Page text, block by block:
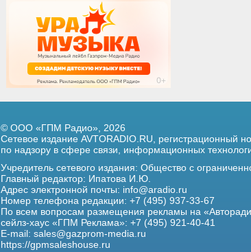
© ООО «ГПМ Радио», 2026
Сетевое издание AVTORADIO.RU, регистрационный
по надзору в сфере связи, информационных
Учредитель сетевого издания: Общество с
Главный редактор: Ипатова И.Ю.
Адрес электронной почты: info@aradio.ru
Номер телефона редакции: +7 (495) 937-33-67
По всем вопросам размещения рекламы на
сейлз-хаус «ГПМ Реклама»: +7 (495) 921-40-41
E-mail: sales@gazprom-media.ru
https://gpmsaleshouse.ru